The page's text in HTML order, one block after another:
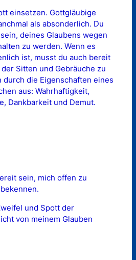
einsetzen. Gottgläubige
als absonderlich. Du
deines Glaubens wegen
zu werden. Wenn es
ist, musst du auch bereit
Sitten und Gebräuche zu
durch die Eigenschaften eines
aus: Wahrhaftigkeit,
Dankbarkeit und Demut.
sein, mich offen zu
und Spott der
von meinem Glauben